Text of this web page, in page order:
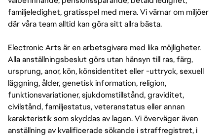
familjeledighet, gratisspel med mera. Vi värnar om miljöer
där våra team alltid kan göra sitt allra bästa.
Electronic Arts är en arbetsgivare med lika möjligheter.
Alla anställningsbeslut görs utan hänsyn till ras, färg,
ursprung, anor, kön, könsidentitet eller -uttryck, sexuell
läggning, ålder, genetisk information, religion,
funktionsvariationer, sjukdomstillstånd, graviditet,
civilstånd, familjestatus, veteranstatus eller annan
karakteristik som skyddas av lagen. Vi överväger även
anställning av kvalificerade sökande i straffregistret, i